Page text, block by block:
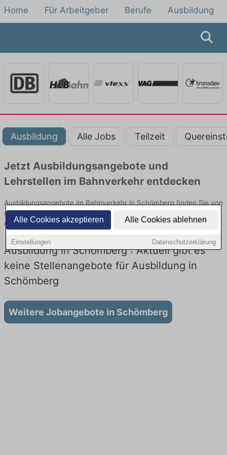
Alle Cookies akzeptieren Alle Cookies ablehnen
Einstellungen Datenschutzerklärung
Home Für Arbeitgeber Berufe Ausbildung
Ausbildung Alle Jobs Teilzeit
Jetzt Ausbildungsangebote und
Lehrstellen im Bahnverkehr entdecken
Ausbildungsangebote im Bahnverkehr in Schömberg finden Sie von
namhaften Firmen. Entdecken Sie freie Optionen von Top-
Arbeitgebern und bewerben Sie sich noch heute.
Ausbildung in Schömberg : Aktuell gibt es
keine Stellenangebote für Ausbildung in
Schömberg
Weitere Jobangebote in Schömberg